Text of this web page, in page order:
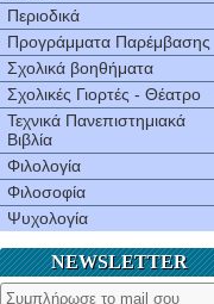
Περιοδικά
Προγράμματα Παρέμβασης
Σχολικά βοηθήματα
Σχολικές Γιορτές - Θέατρο
Τεχνικά Πανεπιστημιακά
Βιβλία
Φιλολογία
Φιλοσοφία
Ψυχολογία
NEWSLETTER